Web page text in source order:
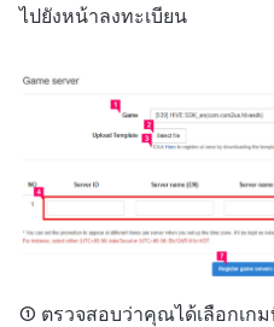
ไปยังหน้าลงทะเบียน
① ตรวจสอบว่าคุณได้เลือกเก